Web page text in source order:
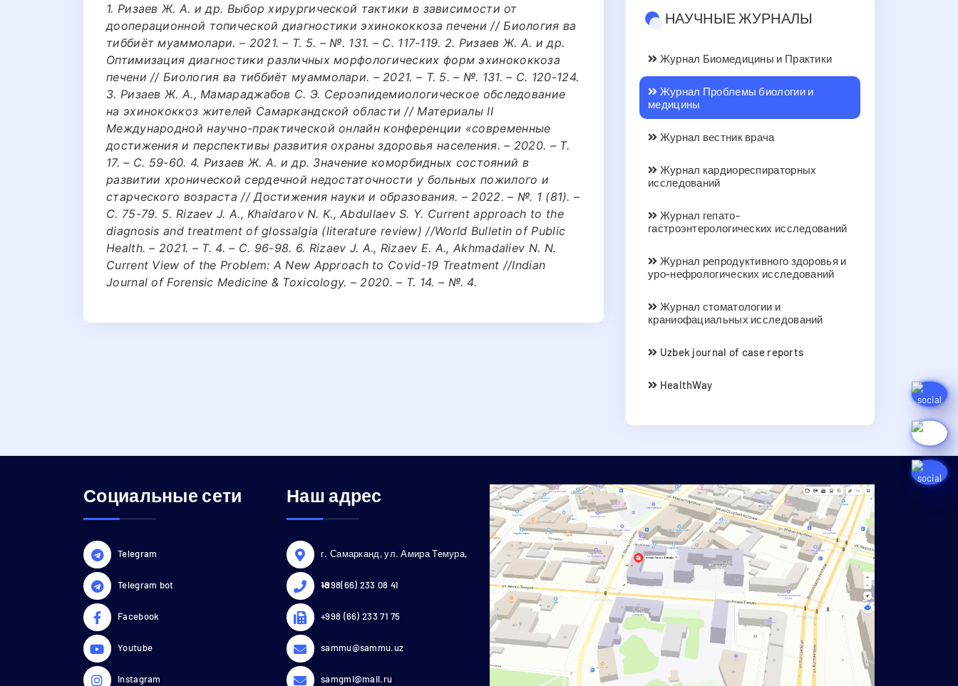
1. Ризаев Ж. А. и др. Выбор хирургической тактики в зависимости от
дооперационной топической диагностики эхинококкоза печени // Биология ва
тиббиёт муаммолари. – 2021. – Т. 5. – №. 131. – С. 117-119. 2. Ризаев Ж. А. и др.
Оптимизация диагностики различных морфологических форм эхинококкоза
печени // Биология ва тиббиёт муаммолари. – 2021. – Т. 5. – №. 131. – С. 120-124.
3. Ризаев Ж. А., Мамараджабов С. Э. Сероэпидемиологическое обследование
на эхинококкоз жителей Самаркандской области // Материалы II
Международной научно-практической онлайн конференции «современные
достижения и перспективы развития охраны здоровья населения. – 2020. – Т.
17. – С. 59-60. 4. Ризаев Ж. А. и др. Значение коморбидных состояний в
развитии хронической сердечной недостаточности у больных пожилого и
старческого возраста // Достижения науки и образования. – 2022. – №. 1 (81). –
С. 75-79. 5. Rizaev J. A., Khaidarov N. K., Abdullaev S. Y. Current approach to the
diagnosis and treatment of glossalgia (literature review) //World Bulletin of Public
Health. – 2021. – Т. 4. – С. 96-98. 6. Rizaev J. A., Rizaev E. A., Akhmadaliev N. N.
Current View of the Problem: A New Approach to Covid-19 Treatment //Indian
Journal of Forensic Medicine & Toxicology. – 2020. – Т. 14. – №. 4.
НАУЧНЫЕ ЖУРНАЛЫ
Журнал Биомедицины и Практики
Журнал Проблемы биологии и
медицины
Журнал вестник врача
Журнал кардиореспираторных
исследований
Журнал гепато-
гастроэнтерологических исследований
Журнал репродуктивного здоровья и
уро-нефрологических исследований
Журнал стоматологии и
краниофациальных исследований
Uzbek journal of case reports
HealthWay
Социальные сети
Telegram
Telegram bot
Facebook
Youtube
Instagram
Наш адрес
г. Самарканд, ул. Амира Темура,
18
+998(66) 233 08 41
+998 (66) 233 71 75
sammu@sammu.uz
samgmi@mail.ru